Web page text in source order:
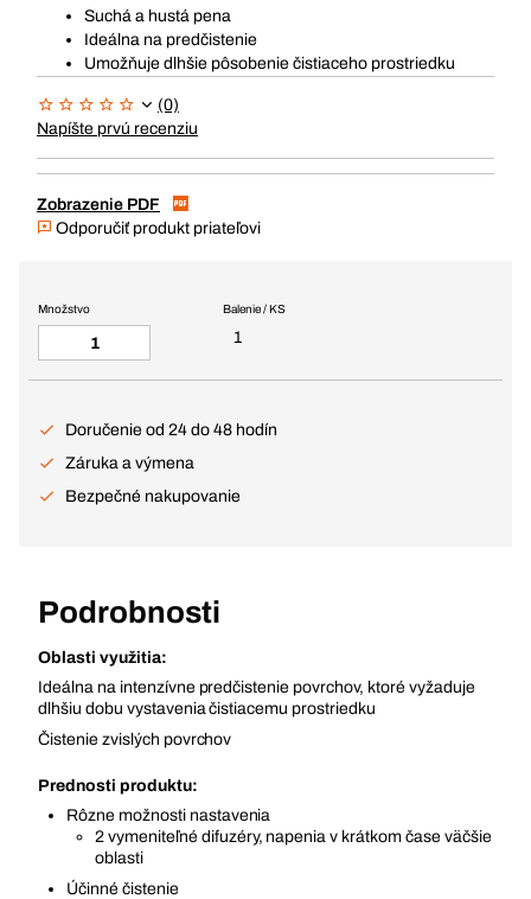
Suchá a hustá pena
Ideálna na predčistenie
Umožňuje dlhšie pôsobenie čistiaceho prostriedku
(0)
Napíšte prvú recenziu
Zobrazenie PDF
Odporučiť produkt priateľovi
Balenie / KS
1
Množstvo
Doručenie od 24 do 48 hodín
Záruka a výmena
Bezpečné nakupovanie
Podrobnosti
Oblasti využitia:
Ideálna na intenzívne predčistenie povrchov, ktoré vyžaduje
dlhšiu dobu vystavenia čistiacemu prostriedku
Čistenie zvislých povrchov
Prednosti produktu:
Rôzne možnosti nastavenia
2 vymeniteľné difuzéry, napenia v krátkom čase väčšie
oblasti
Účinné čistenie